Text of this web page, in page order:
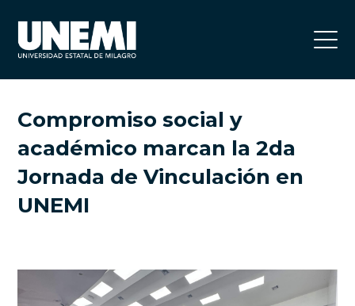
Compromiso social y
académico marcan la 2da
Jornada de Vinculación en
UNEMI